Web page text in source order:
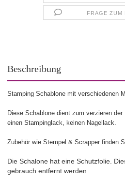
FRAGE ZUM
Beschreibung
Stamping Schablone mit verschiedenen
Diese Schablone dient zum verzieren
einen Stampinglack, keinen Nagellack.
Zubehör wie Stempel & Scrapper finden
Die Schalone hat eine Schutzfolie.
gebrauch entfernt werden.